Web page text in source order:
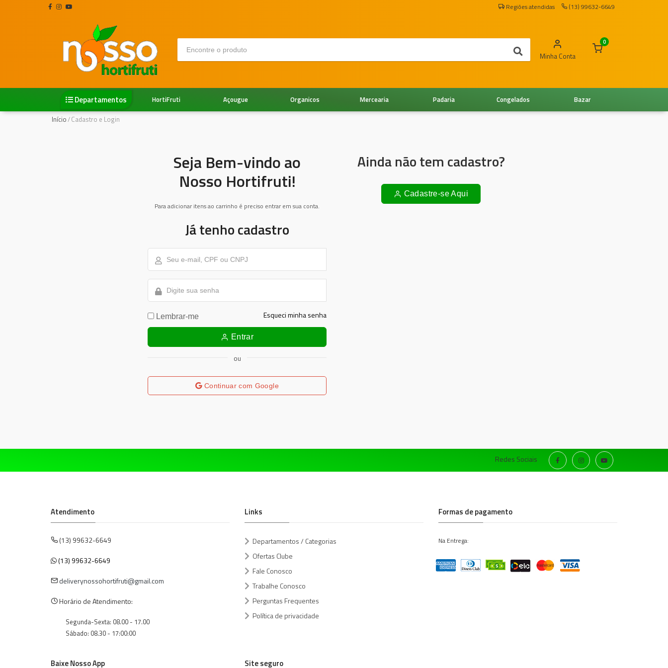
Regiões atendidas (13) 99632-6649
Minha Conta
0
Departamentos Bazar
Congelados
Padaria
Mercearia
Organicos
Açougue
HortiFruti
Início/Cadastro e Login
Seja Bem-vindo ao
Nosso Hortifruti!
Para adicionar itens ao carrinho é preciso entrar em sua conta.
Já tenho cadastro
Lembrar-me Esqueci minha senha
Entrar
ou
Continuar com Google
Ainda não tem cadastro?
Cadastre-se Aqui
Redes Sociais
Atendimento
(13) 99632-6649
(13) 99632-6649
deliverynossohortifruti@gmail.com
Horário de Atendimento:
Segunda-Sexta: 08.00 - 17.00
Sábado: 08.30 - 17:00:00
Links
Departamentos / Categorias
Ofertas Clube
Fale Conosco
Trabalhe Conosco
Perguntas Frequentes
Política de privacidade
Formas de pagamento
Na Entrega:
Baixe Nosso App Site seguro